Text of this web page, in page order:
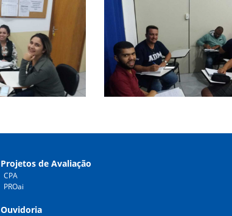
Projetos de Avaliação
CPA
PROai
Ouvidoria